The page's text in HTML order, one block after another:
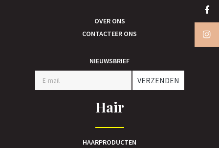
OVER ONS
CONTACTEER ONS
NIEUWSBRIEF
VERZENDEN
Hair
HAARPRODUCTEN